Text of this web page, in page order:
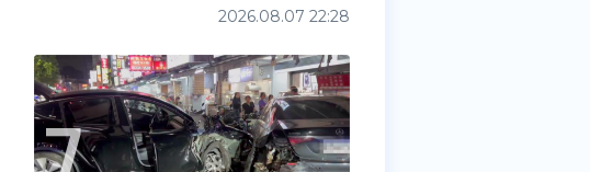
2026.08.07 22:28